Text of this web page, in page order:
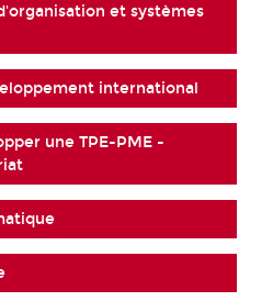
et systèmes
international
une TPE-PME -